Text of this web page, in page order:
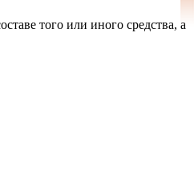
того или иного средства, а